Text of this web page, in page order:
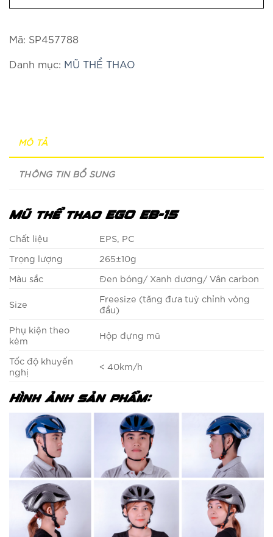
Mã: SP457788
Danh mục: MŨ THỂ THAO
MÔ TẢ
THÔNG TIN BỔ SUNG
Mũ thể thao EGO EB-15
Chất liệu
EPS, PC
Trọng lượng
265±10g
Màu sắc
Đen bóng/ Xanh dương/ Vân carbon
Size
Freesize (tăng đưa tuỳ chỉnh vòng
đầu)
Phụ kiện theo
kèm
Hộp đựng mũ
Tốc độ khuyến
nghị
< 40km/h
Hình ảnh sản phẩm: